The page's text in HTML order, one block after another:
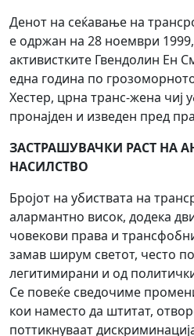
Денот на сеќавање на
е одржан на 28 ноември
активистките Гвендолин Ен
една година по
Хестер, црна транс-жена чиј
пронајден и изведен пред
ЗАСТРАШУВАЧКИ РАСТ НА
НАСИЛСТВО
Бројот на убиствата на
алармантно висок, додека
човекови права и
замав ширум светот, често
легитимирани и од
Се повеќе сведочиме
кои наместо да штитат,
поттикнуваат